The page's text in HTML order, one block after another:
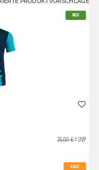
NEU
35,00 € *UVP
SALE